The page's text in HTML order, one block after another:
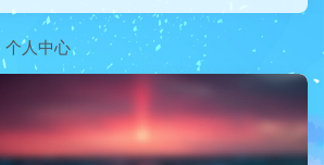
个人中心